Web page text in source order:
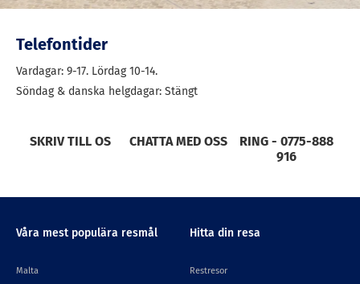
Telefontider
Vardagar: 9-17. Lördag 10-14.
Söndag & danska helgdagar: Stängt
SKRIV TILL OS CHATTA MED OSS
RING - 0775-888
916
Våra mest populära resmål
Malta
Hitta din resa
Restresor